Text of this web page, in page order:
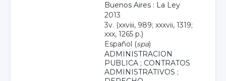
Buenos Aires : La Ley
2013
3v. (xxviii, 989; xxxvii, 1319;
xxx, 1265 p.)
Español (spa)
ADMINISTRACION
PUBLICA ; CONTRATOS
ADMINISTRATIVOS ;